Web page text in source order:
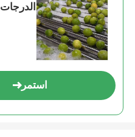
الدرجات 360 درجة الدوران
استمر